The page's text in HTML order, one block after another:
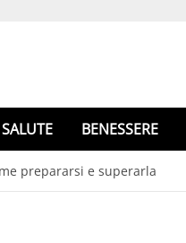
SALUTE BENESSERE
prepararsi e superarla